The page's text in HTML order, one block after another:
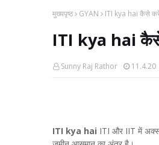
मुख्यपृष्ठ GYAN ITI kya hai कैसे
ITI kya hai
Sunny Raj Rathor 11.4.20
ITI kya hai ITI और IIT में अक्सर